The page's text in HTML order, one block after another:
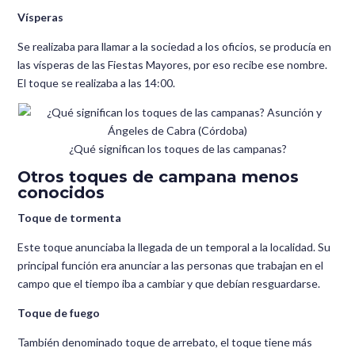
Vísperas
Se realizaba para llamar a la sociedad a los oficios, se producía en
las vísperas de las Fiestas Mayores, por eso recibe ese nombre.
El toque se realizaba a las 14:00.
¿Qué significan los toques de las campanas?
Otros toques de campana menos
conocidos
Toque de tormenta
Este toque anunciaba la llegada de un temporal a la localidad. Su
principal función era anunciar a las personas que trabajan en el
campo que el tiempo iba a cambiar y que debían resguardarse.
Toque de fuego
También denominado toque de arrebato, el toque tiene más